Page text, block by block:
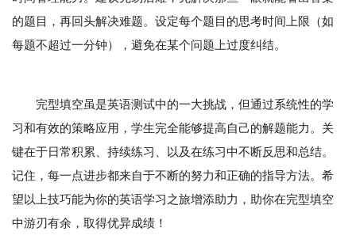
的题目，再回头解决难题。设定每个题目的思考时间上限（如
每题不超过一分钟），避免在某个问题上过度纠结。
完型填空虽是英语测试中的一大挑战，但通过系统性的学
习和有效的策略应用，学生完全能够提高自己的解题能力。关
键在于日常积累、持续练习、以及在练习中不断反思和总结。
记住，每一点进步都来自于不断的努力和正确的指导方法。希
望以上技巧能为你的英语学习之旅增添助力，助你在完型填空
中游刃有余，取得优异成绩！